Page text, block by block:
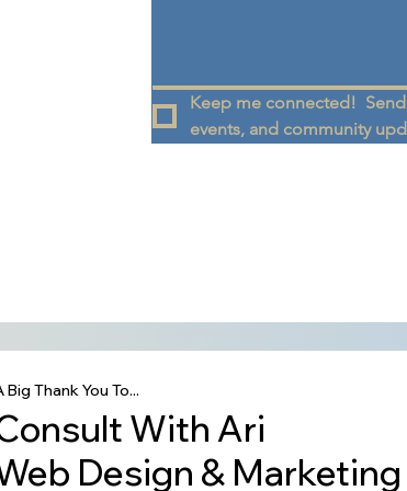
Keep me connected!
events, and community
Big Thank You To...
With Ari
Design & Marketing